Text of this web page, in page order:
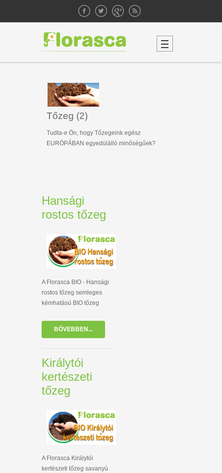
Tőzeg (2)
Tudta-e Ön, hogy Tőzegeink egész
EURÓPÁBAN egyedülálló minőségűek?
Hansági
rostos tőzeg
A Florasca BIO - Hansági
rostos tőzeg semleges
kémhatású BIO tőzeg
BŐVEBBEN...
Királytói
kertészeti
tőzeg
A Florasca Királytói
kertészeti tőzeg savanyú